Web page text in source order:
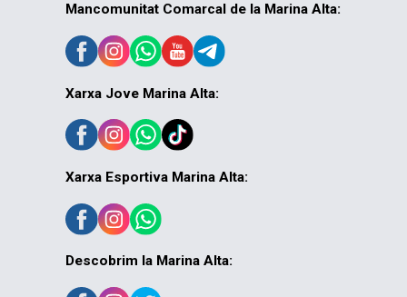
Mancomunitat Comarcal de la Marina Alta:
Xarxa Jove Marina Alta:
Xarxa Esportiva Marina Alta:
Descobrim la Marina Alta: